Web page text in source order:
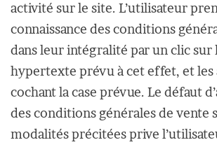
activité sur le site. L’utilisateur
connaissance des conditions
dans leur intégralité par un clic sur
hypertexte prévu à cet effet, et les
cochant la case prévue. Le défaut
des conditions générales de vente
modalités précitées prive